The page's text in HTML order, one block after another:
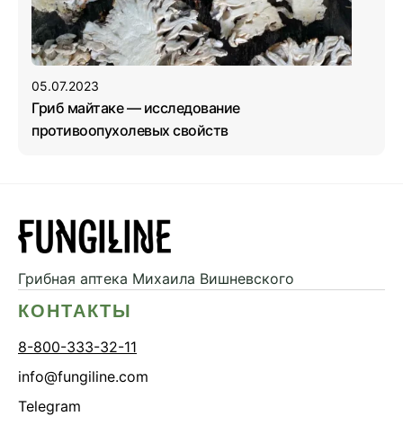
05.07.2023
Гриб майтаке — исследование
противоопухолевых свойств
Грибная аптека Михаила Вишневского
КОНТАКТЫ
8-800-333-32-11
info@fungiline.com
Telegram